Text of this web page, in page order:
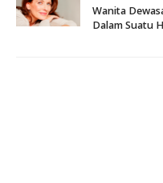
Wanita
Dalam Suatu